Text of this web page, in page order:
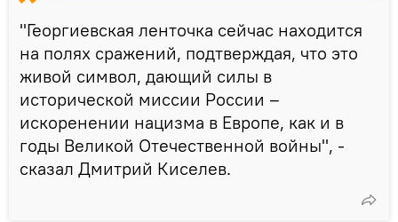
"Георгиевская ленточка сейчас находится
на полях сражений, подтверждая, что это
живой символ, дающий силы в
исторической миссии России –
искоренении нацизма в Европе, как и в
годы Великой Отечественной войны", -
сказал Дмитрий Киселев.